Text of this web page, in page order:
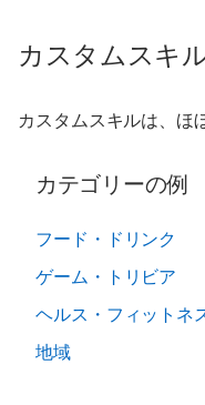
カスタムスキ
カスタムスキルは、ほ
カテゴリーの例
フード・ドリンク
ゲーム・トリビア
ヘルス・フィットネ
地域